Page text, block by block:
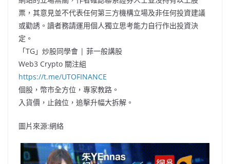
票，其意見並不代表任何第三方機構立場及非任何投資建議
或勸誘。讀者務請運用個人獨立思考能力自行作出投資決
定。
「TG」炒股同學會 | 菲一般講股
Web3 Crypto 關注組
https://t.me/UTOFINANCE
個股，幣市全方位，專家教路。
入貨價，止蝕位，追擊升幅大拆解。
圖片來源:網絡